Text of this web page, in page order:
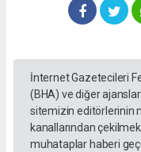
İnternet Gazetecileri
(BHA) ve diğer
sitemizin editörlerinin
kanallarından
muhataplar haberi